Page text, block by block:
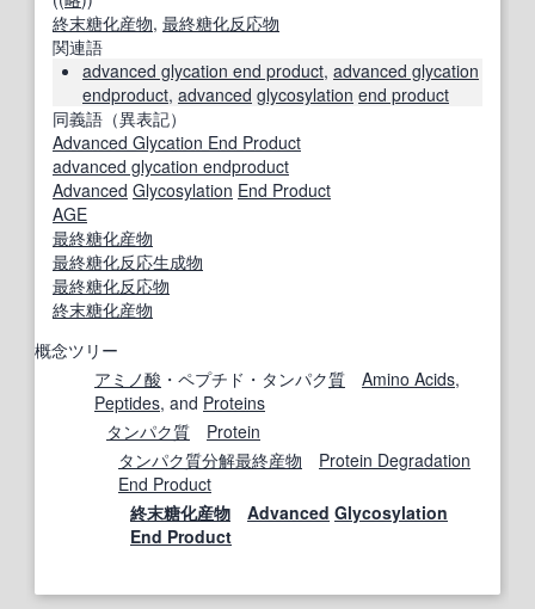
終末糖化産物, 最終糖化反応物
関連語
advanced glycation end product, advanced glycation
endproduct, advanced glycosylation end product
同義語（異表記）
Advanced Glycation End Product
advanced glycation endproduct
Advanced Glycosylation End Product
AGE
最終糖化産物
最終糖化反応生成物
最終糖化反応物
終末糖化産物
概念ツリー
アミノ酸 ・ペプチド・タンパク質 Amino Acids,
Peptides, and Proteins
タンパク質
Protein
タンパク質分解最終産物
Protein Degradation
End Product
終末糖化産物 Advanced Glycosylation
End Product